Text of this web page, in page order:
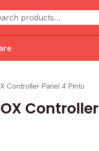
Controller Panel 4 Pintu
Controller